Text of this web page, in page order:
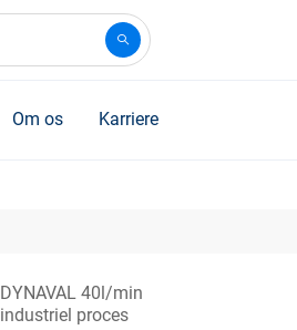
Om os Karriere
DYNAVAL 40l/min
industriel proces